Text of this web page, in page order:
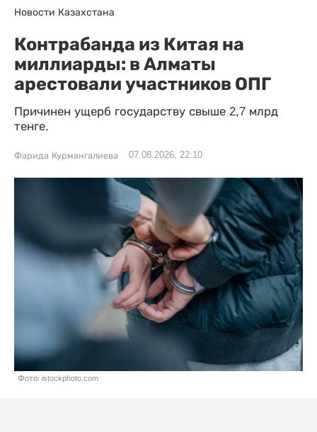
Новости Казахстана
Контрабанда из Китая на
миллиарды: в Алматы
арестовали участников ОПГ
Причинен ущерб государству свыше 2,7 млрд
тенге.
Фарида Курмангалиева 07.08.2026, 22:10
Фото: istockphoto.com